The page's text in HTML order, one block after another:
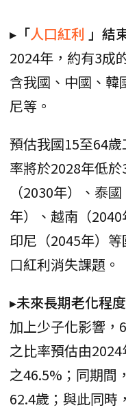
▸「人口紅利 」結
2024年，約有3成
含我國、中國、韓
尼等。
預估我國15至64
率將於2028年低
（2030年）、泰
年）、越南（
印尼（2045年）
口紅利消失課題。
▸未來長期老化程
加上少子化影響，
之比率預估由
之46.5%；同期間
62.4歲；與此同時